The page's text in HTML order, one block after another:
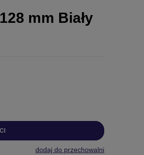
mm Biały
dodaj do przechowalni